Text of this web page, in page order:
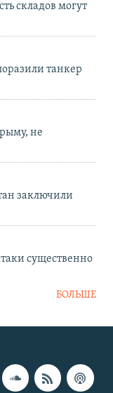
складов могут
танкер
не
заключили
существенно
БОЛЬШЕ